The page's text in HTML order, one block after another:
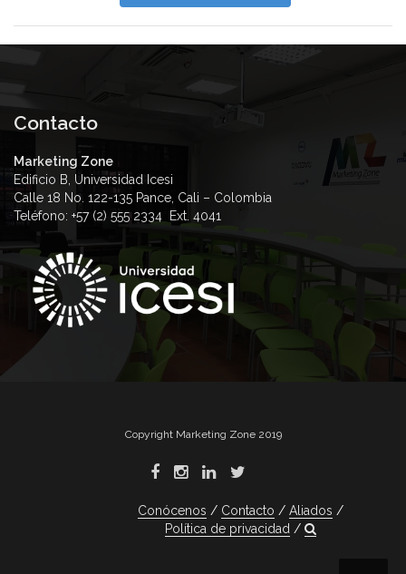
Contacto
Marketing Zone
Edificio B, Universidad Icesi
Calle 18 No. 122-135 Pance, Cali – Colombia
Teléfono: +57 (2) 555 2334 Ext. 4041
Copyright Marketing Zone 2019
Conócenos Contacto
Aliados
Política de privacidad